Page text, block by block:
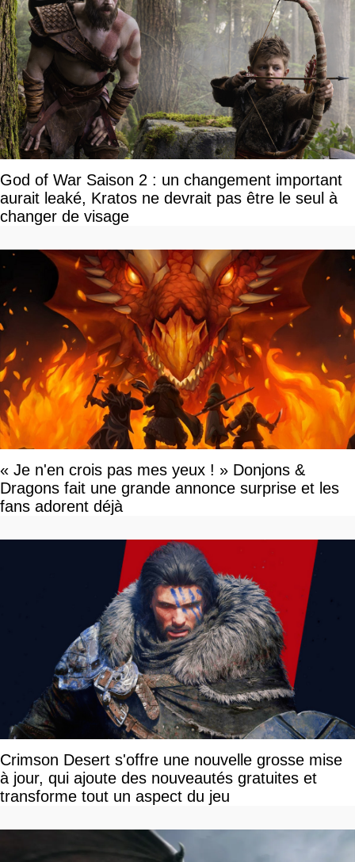
God of War Saison 2 : un changement important
aurait leaké, Kratos ne devrait pas être le seul à
changer de visage
« Je n'en crois pas mes yeux ! » Donjons &
Dragons fait une grande annonce surprise et les
fans adorent déjà
Crimson Desert s'offre une nouvelle grosse mise
à jour, qui ajoute des nouveautés gratuites et
transforme tout un aspect du jeu